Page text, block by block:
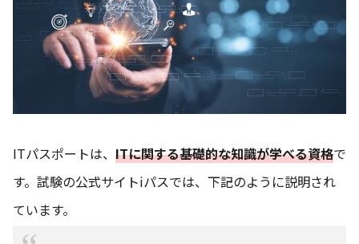
ITパスポートは、 ITに関する基礎的な知識が学べる資格で
す。試験の公式サイトiパスでは、下記のように説明され
ています。